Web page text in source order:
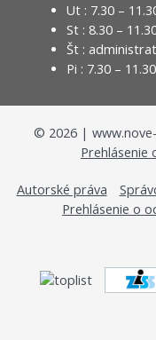
Ut : 7.30 –
St : 8.30 –
Št :
Pi : 7.30 –
© 2026|
Prehlásenie
Autorské práva
Prehlásenie o